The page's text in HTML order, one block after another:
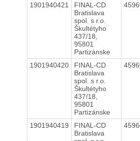
1901940421
FINAL-CD
Bratislava
spol. s r.o.
Škultétyho
437/18,
95801
Partizánske
1901940420
FINAL-CD
Bratislava
spol. s r.o.
Škultétyho
437/18,
95801
Partizánske
1901940419
FINAL-CD
Bratislava